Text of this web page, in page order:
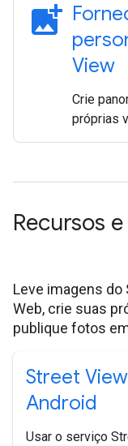
add_photo_alternate
View
Crie
próprias
Recursos
Leve imagens do
Web, crie suas
publique fotos
Street
Android
Usar o serviço